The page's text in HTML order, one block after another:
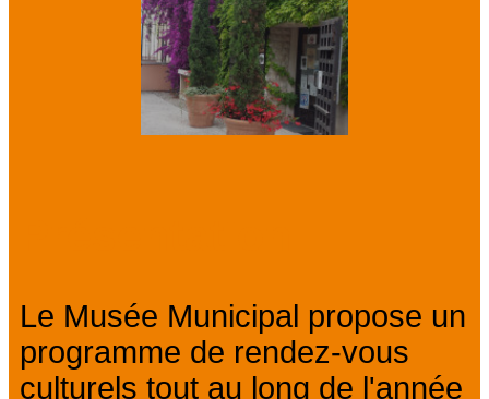
Le Musée Municipal propose un
programme de rendez-vous
culturels tout au long de l'année